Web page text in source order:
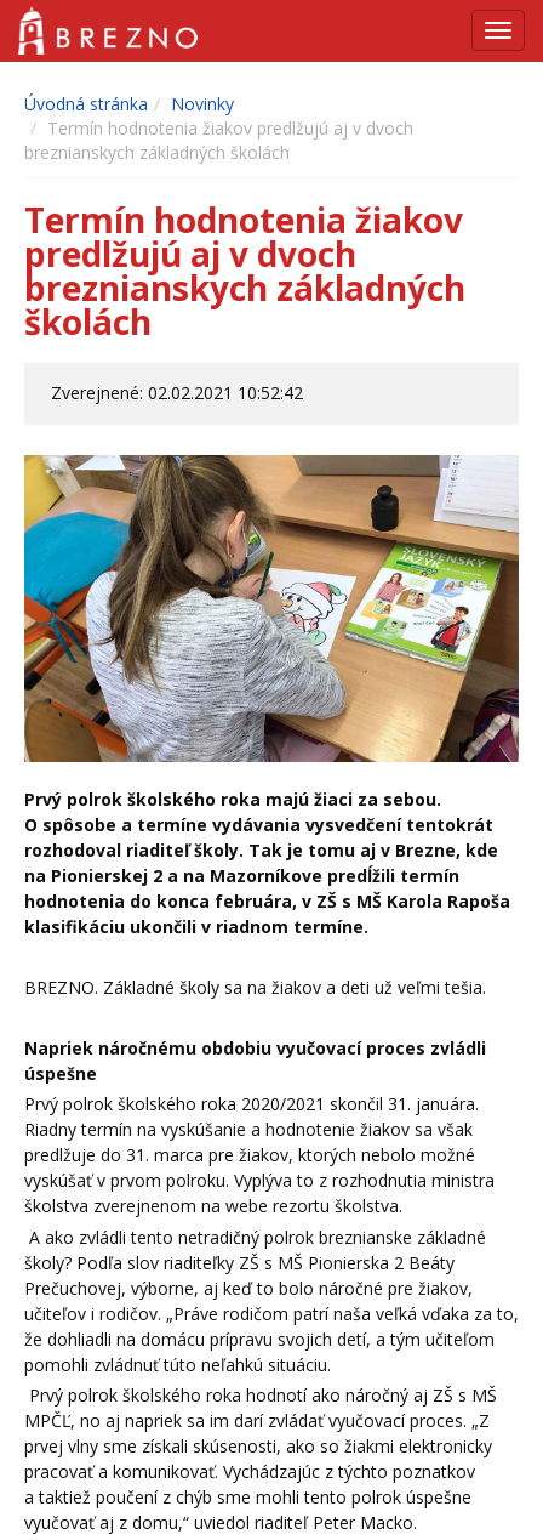
Úvodná stránka
Novinky
Termín hodnotenia žiakov predlžujú aj v dvoch
breznianskych základných školách
Termín hodnotenia žiakov
predlžujú aj v dvoch
breznianskych základných
školách
Zverejnené: 02.02.2021 10:52:42
Prvý polrok školského roka majú žiaci za sebou.
O spôsobe a termíne vydávania vysvedčení tentokrát
rozhodoval riaditeľ školy. Tak je tomu aj v Brezne, kde
na Pionierskej 2 a na Mazorníkove predĺžili termín
hodnotenia do konca februára, v ZŠ s MŠ Karola Rapoša
klasifikáciu ukončili v riadnom termíne.
BREZNO. Základné školy sa na žiakov a deti už veľmi tešia.
Napriek náročnému obdobiu vyučovací proces zvládli
úspešne
Prvý polrok školského roka 2020/2021 skončil 31. januára.
Riadny termín na vyskúšanie a hodnotenie žiakov sa však
predlžuje do 31. marca pre žiakov, ktorých nebolo možné
vyskúšať v prvom polroku. Vyplýva to z rozhodnutia ministra
školstva zverejnenom na webe rezortu školstva.
A ako zvládli tento netradičný polrok breznianske základné
školy? Podľa slov riaditeľky ZŠ s MŠ Pionierska 2 Beáty
Prečuchovej, výborne, aj keď to bolo náročné pre žiakov,
učiteľov i rodičov. „Práve rodičom patrí naša veľká vďaka za to,
že dohliadli na domácu prípravu svojich detí, a tým učiteľom
pomohli zvládnuť túto neľahkú situáciu.
Prvý polrok školského roka hodnotí ako náročný aj ZŠ s MŠ
MPČĽ, no aj napriek sa im darí zvládať vyučovací proces. „Z
prvej vlny sme získali skúsenosti, ako so žiakmi elektronicky
pracovať a komunikovať. Vychádzajúc z týchto poznatkov
a taktiež poučení z chýb sme mohli tento polrok úspešne
vyučovať aj z domu,“ uviedol riaditeľ Peter Macko.